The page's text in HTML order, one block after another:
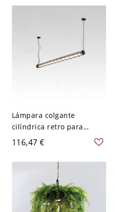
luz blanca, 110V-120V
Lámpara colgante
cilíndrica retro para
cocina, uso no residencial,
con cadena, negra, 110V-
120V, luz cálida, 4.5"
116,47 €